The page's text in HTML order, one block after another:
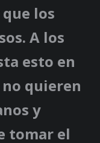
los
A los
esto en
quieren
y
tomar el